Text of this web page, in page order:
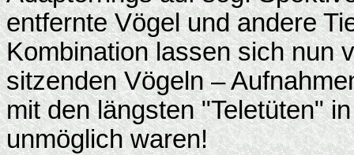
entfernte Vögel und andere
Kombination lassen sich nun
sitzenden Vögeln –
mit den längsten "Teletüten"
unmöglich waren!